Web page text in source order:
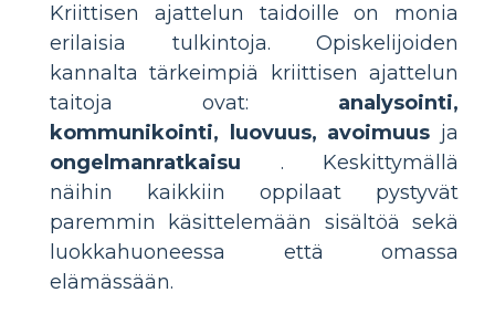
Kriittisen ajattelun taidoille on monia
erilaisia ​​tulkintoja. Opiskelijoiden
kannalta tärkeimpiä kriittisen ajattelun
taitoja ovat: analysointi,
kommunikointi, luovuus, avoimuus ja
ongelmanratkaisu . Keskittymällä
näihin kaikkiin oppilaat pystyvät
paremmin käsittelemään sisältöä sekä
luokkahuoneessa että omassa
elämässään.